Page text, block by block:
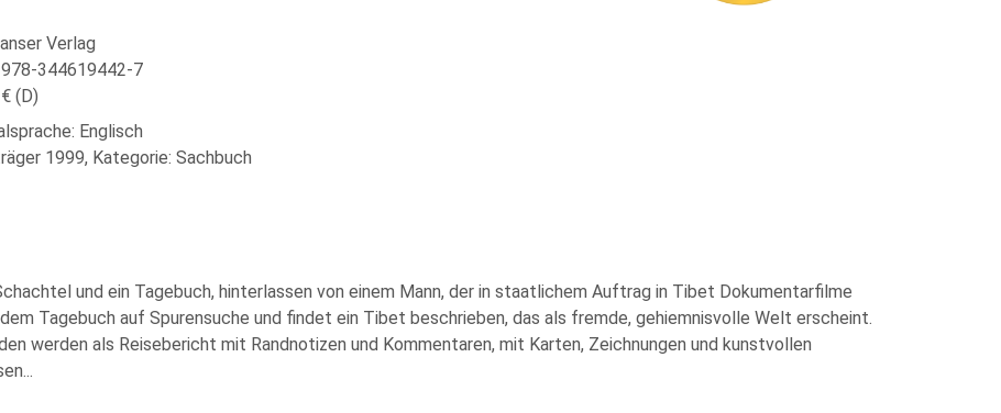
Verlag
978-344619442-7
(D)
Englisch
1999, Kategorie: Sachbuch
und ein Tagebuch, hinterlassen von einem Mann, der in staatlichem Auftrag in Tibet Dokumentarfilme
Tagebuch auf Spurensuche und findet ein Tibet beschrieben, das als fremde, gehiemnisvolle Welt erscheint.
werden als Reisebericht mit Randnotizen und Kommentaren, mit Karten, Zeichnungen und kunstvollen
...